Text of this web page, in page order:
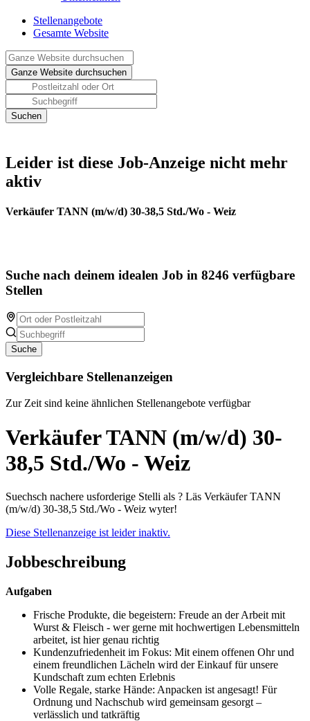
Stellenangebote
Gesamte Website
Leider ist diese Job-Anzeige nicht mehr
aktiv
Verkäufer TANN (m/w/d) 30-38,5 Std./Wo - Weiz
Suche nach deinem idealen Job in 8246 verfügbare
Stellen
Suche
Vergleichbare Stellenanzeigen
Zur Zeit sind keine ähnlichen Stellenangebote verfügbar
Verkäufer TANN (m/w/d) 30-
38,5 Std./Wo - Weiz
Suechsch nachere usforderige Stelli als ? Läs Verkäufer TANN
(m/w/d) 30-38,5 Std./Wo - Weiz wyter!
Diese Stellenanzeige ist leider inaktiv.
Jobbeschreibung
Aufgaben
Frische Produkte, die begeistern: Freude an der Arbeit mit
Wurst & Fleisch - wer gerne mit hochwertigen Lebensmitteln
arbeitet, ist hier genau richtig
Kundenzufriedenheit im Fokus: Mit einem offenen Ohr und
einem freundlichen Lächeln wird der Einkauf für unsere
Kundschaft zum echten Erlebnis
Volle Regale, starke Hände: Anpacken ist angesagt! Für
Ordnung und Nachschub wird gemeinsam gesorgt –
verlässlich und tatkräftig